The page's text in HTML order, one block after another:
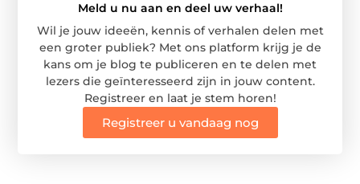
Meld u nu aan en deel uw verhaal!
Wil je jouw ideeën, kennis of verhalen delen met
een groter publiek? Met ons platform krijg je de
kans om je blog te publiceren en te delen met
lezers die geïnteresseerd zijn in jouw content.
Registreer en laat je stem horen!
Registreer u vandaag nog